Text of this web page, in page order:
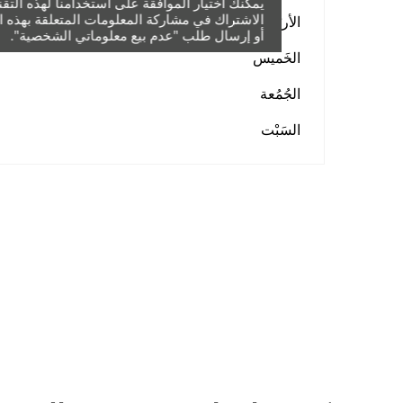
الاشتراك في مشاركة المعلومات المتعلقة بهذه
أو إرسال طلب "عدم بيع معلوماتي الشخصية".
الأربَعاء
الخَميس
الجُمُعة
السَبْت